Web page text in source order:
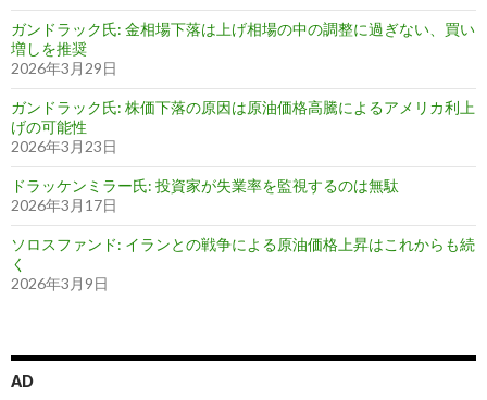
ガンドラック氏: 金相場下落は上げ相場の中の調整に過ぎない、買い
増しを推奨
2026年3月29日
ガンドラック氏: 株価下落の原因は原油価格高騰によるアメリカ利上
げの可能性
2026年3月23日
ドラッケンミラー氏: 投資家が失業率を監視するのは無駄
2026年3月17日
ソロスファンド: イランとの戦争による原油価格上昇はこれからも続
く
2026年3月9日
AD